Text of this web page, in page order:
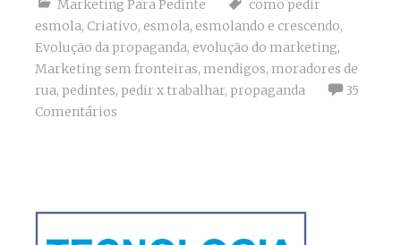
Marketing Para Pedinte
como pedir
esmola, Criativo, esmola, esmolando e crescendo,
Evolução da propaganda, evolução do marketing,
Marketing sem fronteiras, mendigos, moradores de
rua, pedintes, pedir x trabalhar, propaganda
35
Comentários